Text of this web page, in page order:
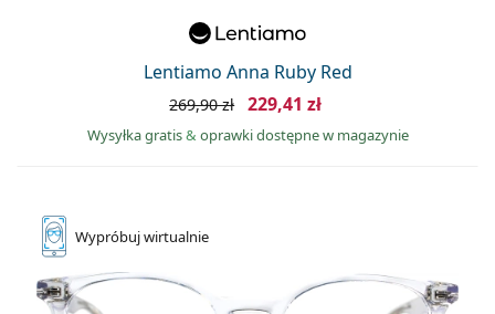
Lentiamo Anna Ruby Red
269,90 zł 229,41 zł
Wysyłka gratis& oprawki dostępne w magazynie
Wypróbujwirtualnie